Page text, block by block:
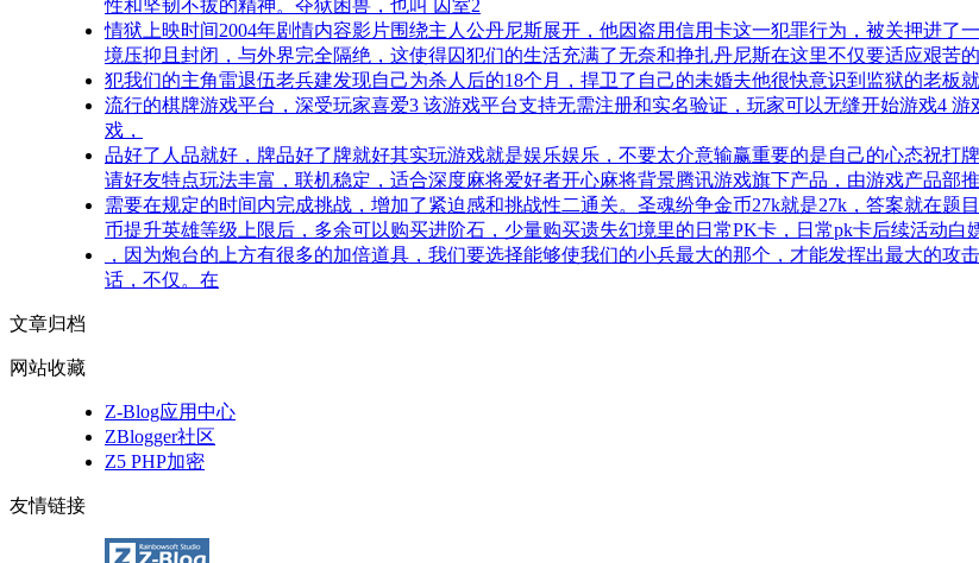
性和坚韧不拔的精神。夺狱困兽，也叫 囚室2
情狱上映时间2004年剧情内容影片围绕主人公丹尼斯展开，他因盗用信用卡这一犯罪行为，被关押进
境压抑且封闭，与外界完全隔绝，这使得囚犯们的生活充满了无奈和挣扎丹尼斯在这里不仅要适应艰苦
犯我们的主角雷退伍老兵建发现自己为杀人后的18个月，捍卫了自己的未婚夫他很快意识到监狱的老板
流行的棋牌游戏平台，深受玩家喜爱3 该游戏平台支持无需注册和实名验证，玩家可以无缝开始游戏4
戏，
品好了人品就好，牌品好了牌就好其实玩游戏就是娱乐娱乐，不要太介意输赢重要的是自己的心态祝打
请好友特点玩法丰富，联机稳定，适合深度麻将爱好者开心麻将背景腾讯游戏旗下产品，由游戏产品部
需要在规定的时间内完成挑战，增加了紧迫感和挑战性二通关。圣魂纷争金币27k就是27k，答案就在
币提升英雄等级上限后，多余可以购买进阶石，少量购买遗失幻境里的日常PK卡，日常pk卡后续活动白
，因为炮台的上方有很多的加倍道具，我们要选择能够使我们的小兵最大的那个，才能发挥出最大的
话，不仅。在
文章归档
网站收藏
Z-Blog应用中心
ZBlogger社区
Z5 PHP加密
友情链接